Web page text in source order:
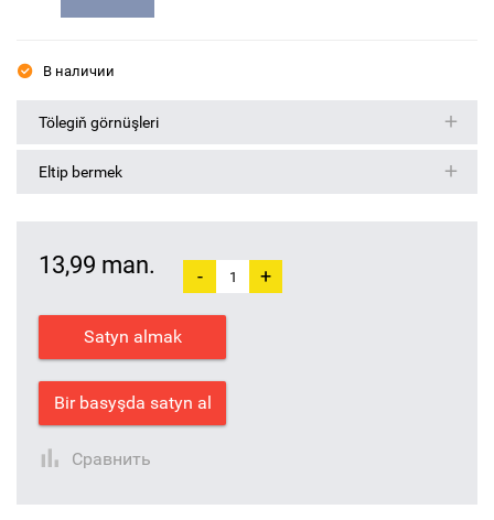
В наличии
Tölegiň görnüşleri
Eltip bermek
13,99 man. - +
Satyn almak
Bir basyşda satyn al
Сравнить